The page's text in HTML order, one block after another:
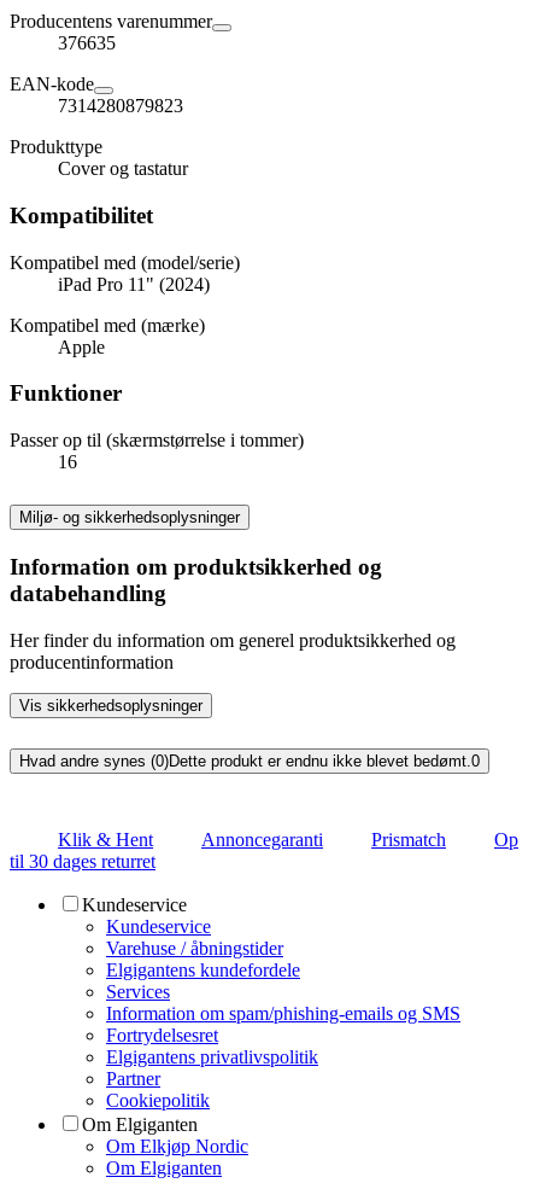
Producentens varenummer
376635
EAN-kode
7314280879823
Produkttype
Cover og tastatur
Kompatibilitet
Kompatibel med (model/serie)
iPad Pro 11" (2024)
Kompatibel med (mærke)
Apple
Funktioner
Passer op til (skærmstørrelse i tommer)
16
Miljø- og sikkerhedsoplysninger
Information om produktsikkerhed og
databehandling
Her finder du information om generel produktsikkerhed og
producentinformation
Vis sikkerhedsoplysninger
Hvad andre synes (0)Dette produkt er endnu ikke blevet bedømt.0
Klik & Hent Annoncegaranti Prismatch
Op
til 30 dages returret
Kundeservice
Kundeservice
Varehuse / åbningstider
Elgigantens kundefordele
Services
Information om spam/phishing-emails og SMS
Fortrydelsesret
Elgigantens privatlivspolitik
Partner
Cookiepolitik
Om Elgiganten
Om Elkjøp Nordic
Om Elgiganten